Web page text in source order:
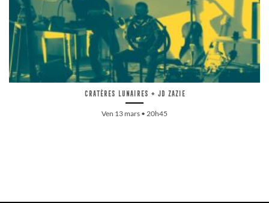
Cratères lunaires + JD Zazie
Ven 13 mars • 20h45